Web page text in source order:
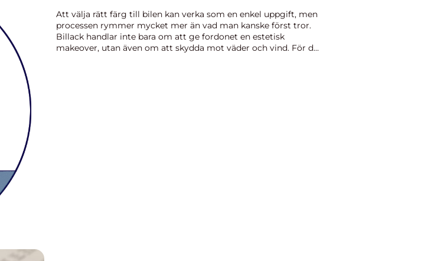
Att välja rätt färg till bilen kan verka som en enkel uppgift, men
processen rymmer mycket mer än vad man kanske först tror.
Billack handlar inte bara om att ge fordonet en estetisk
makeover, utan även om att skydda mot väder och vind. För de